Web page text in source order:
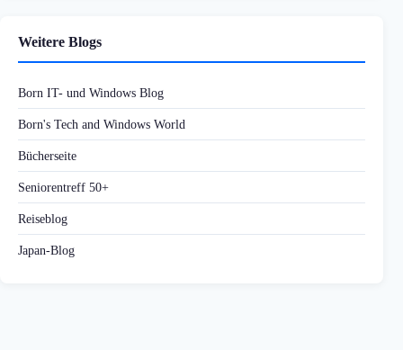
Weitere Blogs
Born IT- und Windows Blog
Born's Tech and Windows World
Bücherseite
Seniorentreff 50+
Reiseblog
Japan-Blog